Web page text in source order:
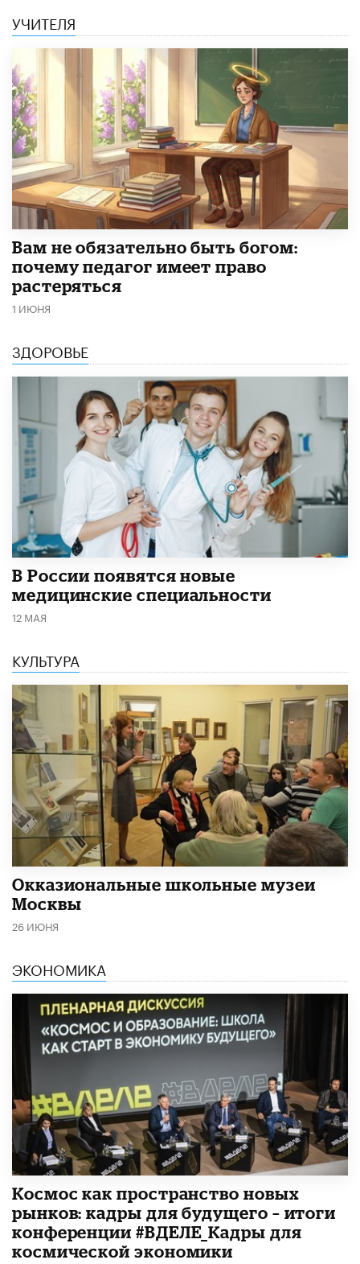
УЧИТЕЛЯ
​Вам не обязательно быть богом:
почему педагог имеет право
растеряться
1 ИЮНЯ
ЗДОРОВЬЕ
В России появятся новые
медицинские специальности
12 МАЯ
КУЛЬТУРА
​Окказиональные школьные музеи
Москвы
26 ИЮНЯ
ЭКОНОМИКА
Космос как пространство новых
рынков: кадры для будущего – итоги
конференции #ВДЕЛЕ_Кадры для
космической экономики